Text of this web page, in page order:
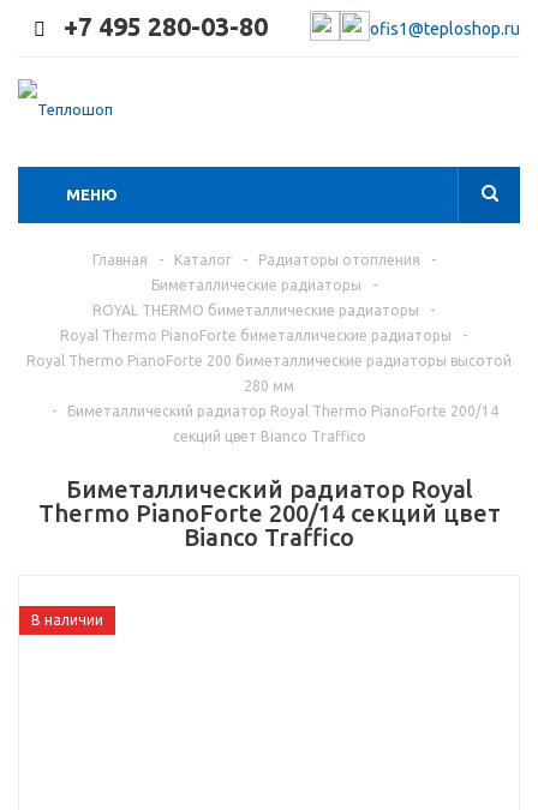
+7 495 280-03-80 ofis1@teploshop.ru
МЕНЮ
Главная - Каталог - Радиаторы отопления
-
Биметаллические радиаторы
-
ROYAL THERMO биметаллические радиаторы
-
Royal Thermo PianoForte биметаллические радиаторы
-
Royal Thermo PianoForte 200 биметаллические радиаторы высотой
280 мм
-
Биметаллический радиатор Royal Thermo PianoForte 200/14
секций цвет Bianco Traffico
Биметаллический радиатор Royal
Thermo PianoForte 200/14 секций цвет
Bianco Traffico
В наличии